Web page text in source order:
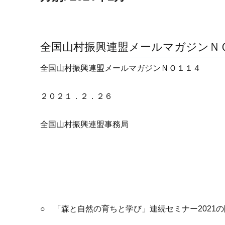
全国山村振興連盟メールマガジンＮ
全国山村振興連盟メールマガジンＮＯ１１４
２０２１．２．２６
全国山村振興連盟事務局
○ 「森と自然の育ちと学び」連続セミナー2021の